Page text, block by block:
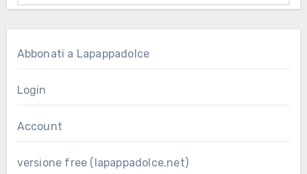
Abbonati a Lapappadolce
Login
Account
versione free (lapappadolce.net)